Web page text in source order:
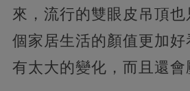
來，流行的雙眼皮吊頂
個家居生活的顏值更加好
有太大的變化，而且還會